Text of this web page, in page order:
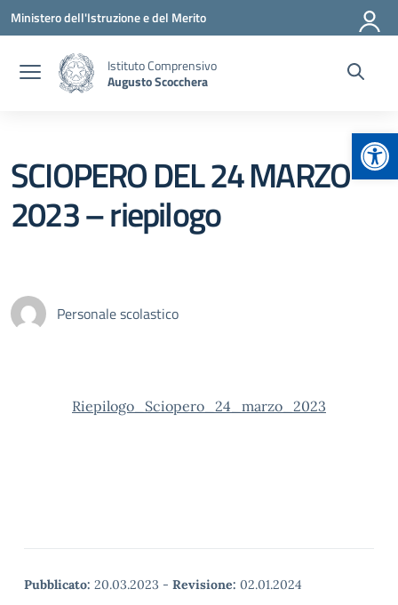
Vai ai contenuti
Vai al menu di navigazione
Vai al footer
Ministero dell'Istruzione e del Merito
Istituto Comprensivo
Augusto Scocchera
SCIOPERO DEL 24 MARZO
2023 – riepilogo
Personale scolastico
Riepilogo_Sciopero_24_marzo_2023
Pubblicato: 20.03.2023 - Revisione: 02.01.2024